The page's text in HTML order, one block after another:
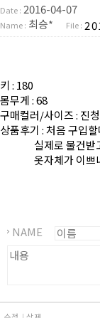
Date : 2016-04-07
Name : 최승* File :
키 : 180
몸무게 : 68
구매컬러/사이즈 : 진
상품후기 : 처음 구입
실제로 물건받고
옷자체가 이쁘니
NAME